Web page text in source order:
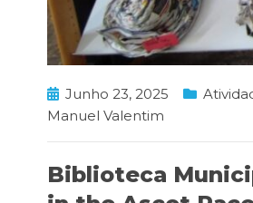
Junho 23, 2025
Manuel Valentim
Biblioteca